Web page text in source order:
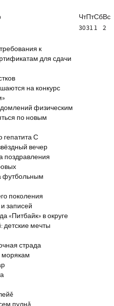
ЧтПтСбВс
30311
2
к
для сдачи
на конкурс
физическим
по новым
гепатита С
вечер
поздравления
футбольным
поколения
записей
«Питбайк» в округе
детские мечты
страда
морякам